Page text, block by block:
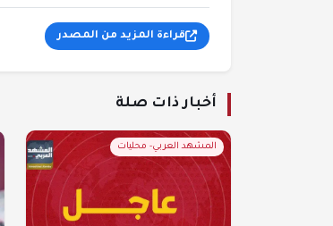
قراءة المزيد من المصدر
أخبار ذات صلة
المشهد العربي- محليات